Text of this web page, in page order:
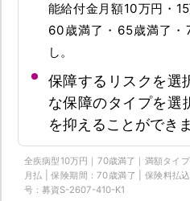
能給付金月額10万円・
60歳満了・65歳満了・
し。
保障するリスクを選
な保障のタイプを選
を抑えることができま
全疾病型10万円｜70歳満了｜満額タイ
月払 | 保険期間：70歳満了 | 保険料払
号：募資S-2607-410-K1